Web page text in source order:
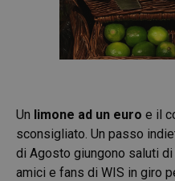
Un limone ad un euro e il
sconsigliato. Un passo
di Agosto giungono saluti
amici e fans di WIS in giro